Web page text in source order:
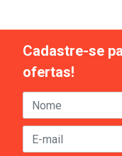
Cadastre-se
ofertas!